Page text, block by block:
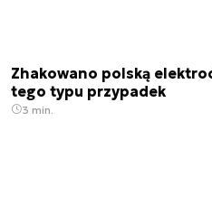
Zhakowano polską
tego typu przypadek
3 min.